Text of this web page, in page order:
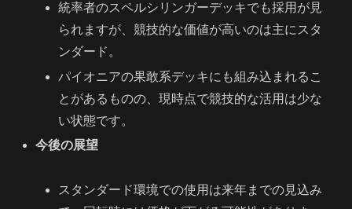
統率者のスペルシリンガーデッキでも採用が見
られますが、競技的な価値が高いのは主にスタ
ンダード。
パイオニアの果敢系デッキにも組み込まれるこ
とがあるものの、現時点で競技的な活用は少な
い状態です。
今後の展望
スタンダード環境での使用は来年までの見込み